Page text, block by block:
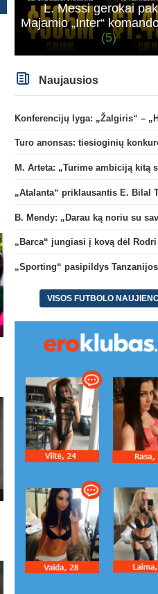
„Barca“ jungiasi į kovą dėl
Rodri(7)
L. Messi gerokai
Majamio „Inter“
(5)
Naujausios
„Barca“ jungiasi į kovą dėl Rodri
VISOS FUTBOLO